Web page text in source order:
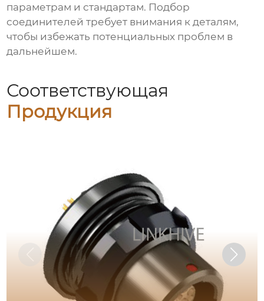
параметрам и стандартам. Подбор
соединителей требует внимания к деталям,
чтобы избежать потенциальных проблем в
дальнейшем.
Соответствующая
Продукция